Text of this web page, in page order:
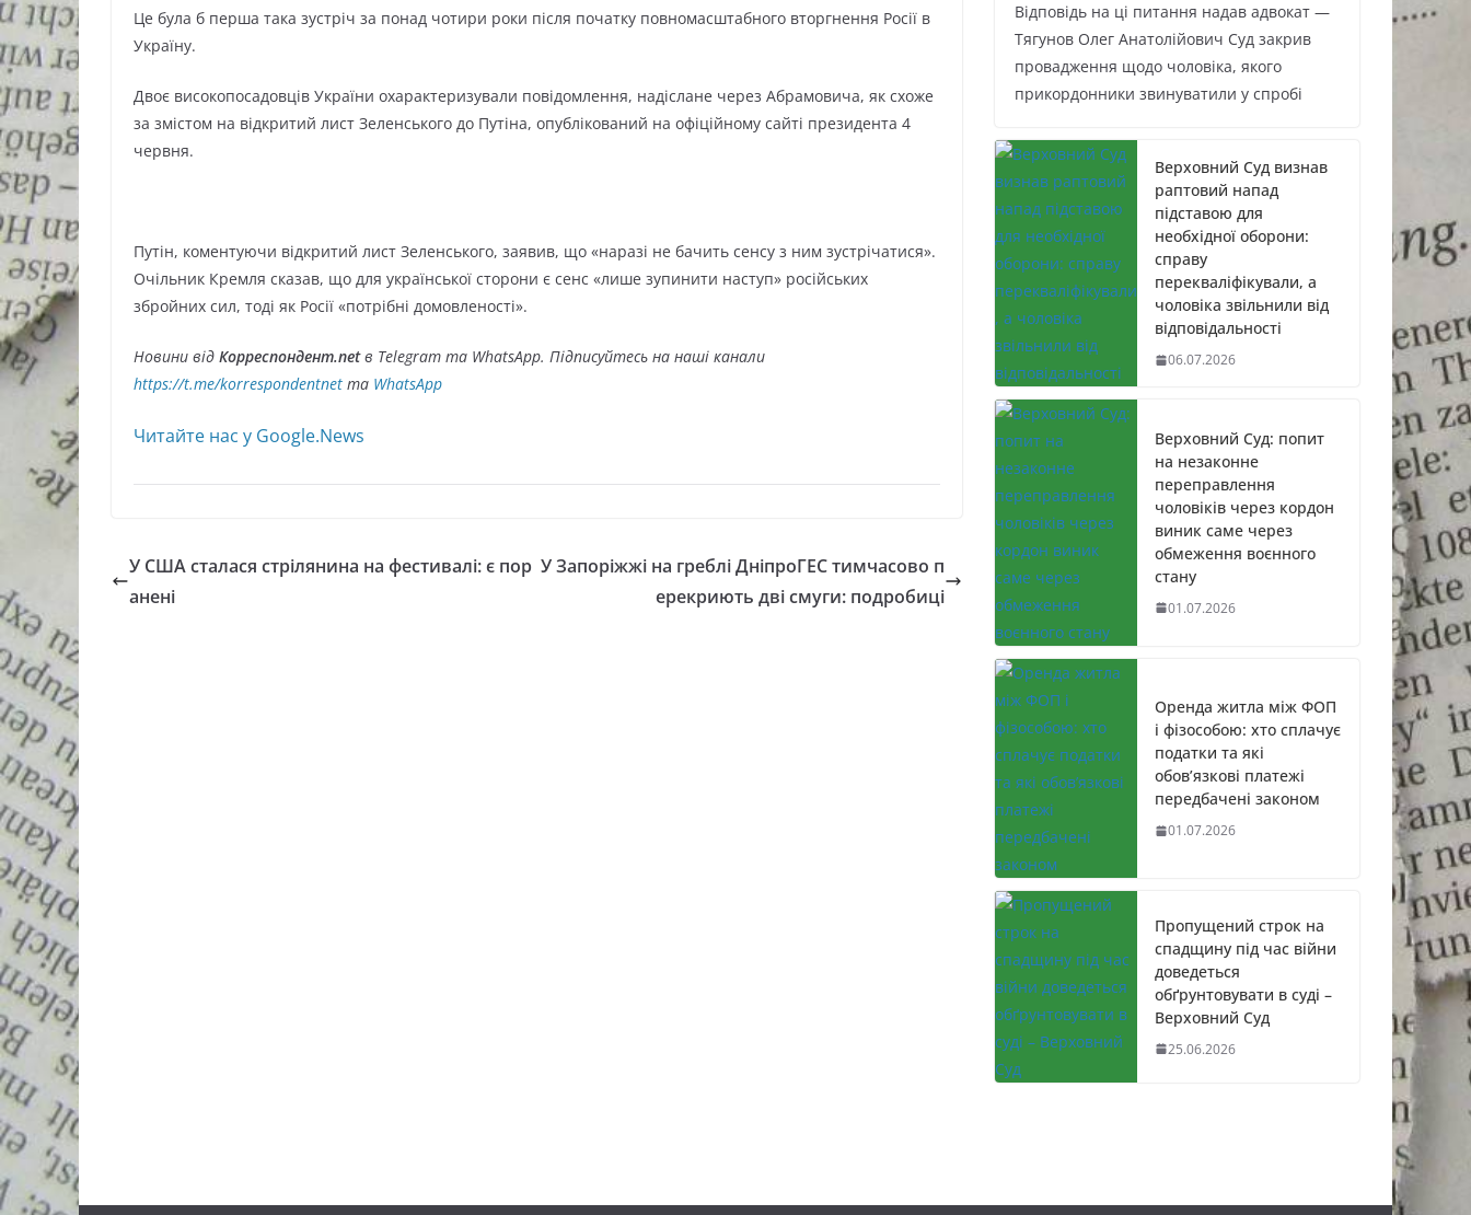
Це була б перша така зустріч за понад чотири роки після початку повномасштабного вторгнення Росії в
Україну.
Двоє високопосадовців України охарактеризували повідомлення, надіслане через Абрамовича, як схоже
за змістом на відкритий лист Зеленського до Путіна, опублікований на офіційному сайті президента 4
червня.
Путін, коментуючи відкритий лист Зеленського, заявив, що «наразі не бачить сенсу з ним зустрічатися».
Очільник Кремля сказав, що для української сторони є сенс «лише зупинити наступ» російських
збройних сил, тоді як Росії «потрібні домовленості».
Новини від Корреспондент.netв Telegram та WhatsApp. Підписуйтесь на наші канали
https://t.me/korrespondentnet та WhatsApp
Читайте нас у Google.News
У США сталася стрілянина на фестивалі: є пор
анені
У Запоріжжі на греблі ДніпроГЕС тимчасово п
ерекриють дві смуги: подробиці
Відповідь на ці питання надав адвокат —
Тягунов Олег Анатолійович Суд закрив
провадження щодо чоловіка, якого
прикордонники звинуватили у спробі
Верховний Суд визнав
раптовий напад
підставою для
необхідної оборони:
справу
перекваліфікували, а
чоловіка звільнили від
відповідальності
06.07.2026
Верховний Суд: попит
на незаконне
переправлення
чоловіків через кордон
виник саме через
обмеження воєнного
стану
01.07.2026
Оренда житла між ФОП
і фізособою: хто сплачує
податки та які
обов’язкові платежі
передбачені законом
01.07.2026
Пропущений строк на
спадщину під час війни
доведеться
обґрунтовувати в суді –
Верховний Суд
25.06.2026